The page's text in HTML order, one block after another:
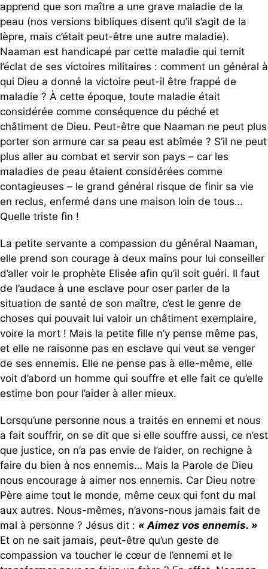
apprend que son maître a une grave maladie de la
peau (nos versions bibliques disent qu’il s’agit de la
lèpre, mais c’était peut-être une autre maladie).
Naaman est handicapé par cette maladie qui ternit
l’éclat de ses victoires militaires : comment un général à
qui Dieu a donné la victoire peut-il être frappé de
maladie ? À cette époque, toute maladie était
considérée comme conséquence du péché et
châtiment de Dieu. Peut-être que Naaman ne peut plus
porter son armure car sa peau est abîmée ? S’il ne peut
plus aller au combat et servir son pays – car les
maladies de peau étaient considérées comme
contagieuses – le grand général risque de finir sa vie
en reclus, enfermé dans une maison loin de tous…
Quelle triste fin !
La petite servante a compassion du général Naaman,
elle prend son courage à deux mains pour lui conseiller
d’aller voir le prophète Elisée afin qu’il soit guéri. Il faut
de l’audace à une esclave pour oser parler de la
situation de santé de son maître, c’est le genre de
choses qui pouvait lui valoir un châtiment exemplaire,
voire la mort ! Mais la petite fille n’y pense même pas,
et elle ne raisonne pas en esclave qui veut se venger
de ses ennemis. Elle ne pense pas à elle-même, elle
voit d’abord un homme qui souffre et elle fait ce qu’elle
estime bon pour l’aider à aller mieux.
Lorsqu’une personne nous a traités en ennemi et nous
a fait souffrir, on se dit que si elle souffre aussi, ce n’est
que justice, on n’a pas envie de l’aider, on rechigne à
faire du bien à nos ennemis… Mais la Parole de Dieu
nous encourage à aimer nos ennemis. Car Dieu notre
Père aime tout le monde, même ceux qui font du mal
aux autres. Nous-mêmes, n’avons-nous jamais fait de
mal à personne ? Jésus dit : « Aimez vos ennemis. »
Et on ne sait jamais, peut-être qu’un geste de
compassion va toucher le cœur de l’ennemi et le